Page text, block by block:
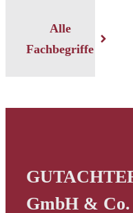
Alle
Fachbegriffe
GmbH &